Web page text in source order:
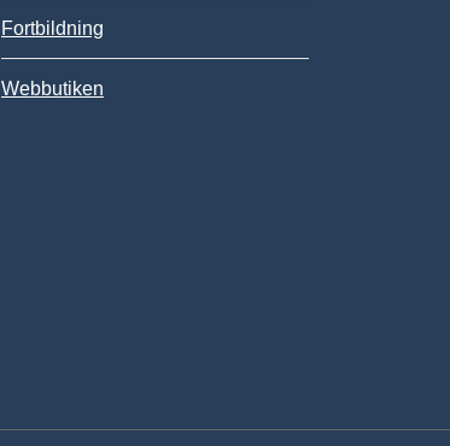
Fortbildning
Webbutiken